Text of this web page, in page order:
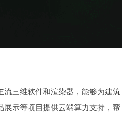
流三维软件和渲染器，能够为建筑
展示等项目提供云端算力支持，帮